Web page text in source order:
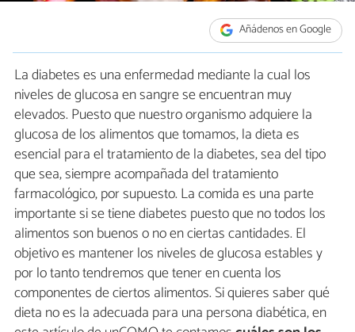
Añádenos en Google
La diabetes es una enfermedad mediante la cual los
niveles de glucosa en sangre se encuentran muy
elevados. Puesto que nuestro organismo adquiere la
glucosa de los alimentos que tomamos, la dieta es
esencial para el tratamiento de la diabetes, sea del tipo
que sea, siempre acompañada del tratamiento
farmacológico, por supuesto. La comida es una parte
importante si se tiene diabetes puesto que no todos los
alimentos son buenos o no en ciertas cantidades. El
objetivo es mantener los niveles de glucosa estables y
por lo tanto tendremos que tener en cuenta los
componentes de ciertos alimentos. Si quieres saber qué
dieta no es la adecuada para una persona diabética, en